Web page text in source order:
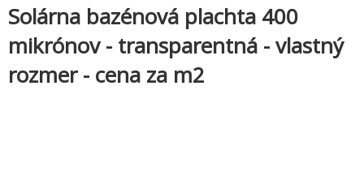
Solárna bazénová plachta 400
mikrónov - transparentná - vlastný
rozmer - cena za m2